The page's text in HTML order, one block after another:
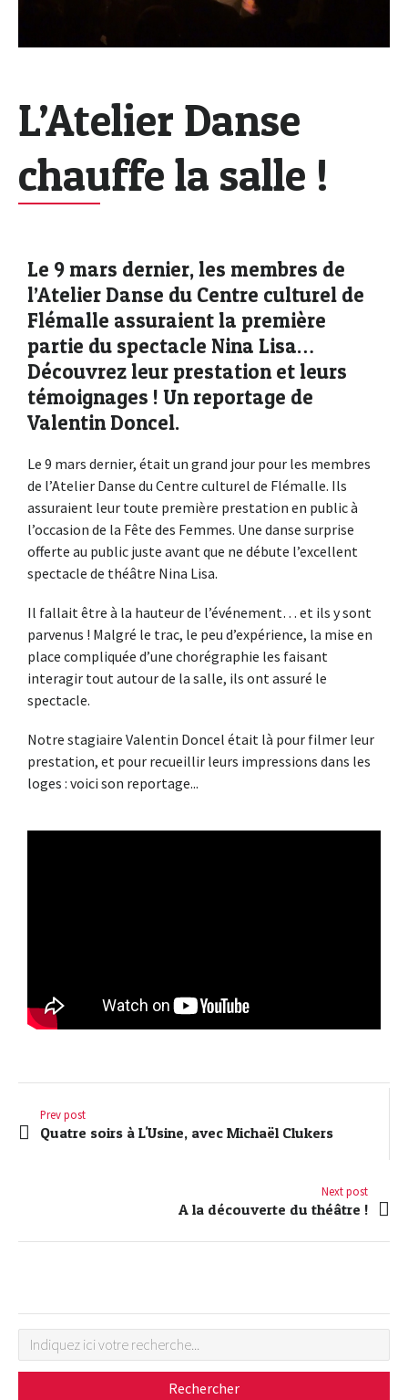
L’Atelier Danse
chauffe la salle !
Le 9 mars dernier, les membres de
l’Atelier Danse du Centre culturel de
Flémalle assuraient la première
partie du spectacle Nina Lisa…
Découvrez leur prestation et leurs
témoignages ! Un reportage de
Valentin Doncel.
Le 9 mars dernier, était un grand jour pour les membres
de l’Atelier Danse du Centre culturel de Flémalle. Ils
assuraient leur toute première prestation en public à
l’occasion de la Fête des Femmes. Une danse surprise
offerte au public juste avant que ne débute l’excellent
spectacle de théâtre Nina Lisa.
Il fallait être à la hauteur de l’événement… et ils y sont
parvenus ! Malgré le trac, le peu d’expérience, la mise en
place compliquée d’une chorégraphie les faisant
interagir tout autour de la salle, ils ont assuré le
spectacle.
Notre stagiaire Valentin Doncel était là pour filmer leur
prestation, et pour recueillir leurs impressions dans les
loges : voici son reportage...
Prev post
Quatre soirs à L'Usine, avec Michaël Clukers
Next post
A la découverte du théâtre !